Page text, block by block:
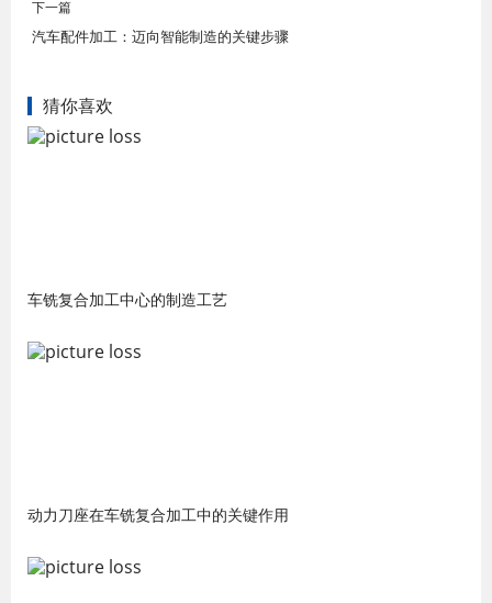
下一篇
汽车配件加工：迈向智能制造的关键步骤
猜你喜欢
车铣复合加工中心的制造工艺
动力刀座在车铣复合加工中的关键作用